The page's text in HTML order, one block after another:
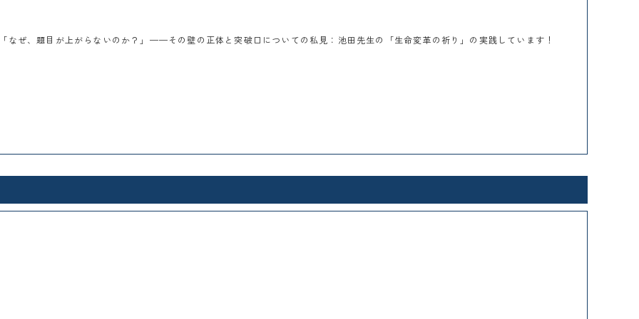
なぜ、題目が上がらないのか？」——その壁の正体と突破口についての私見：池田先生の「生命変革の祈り」の実践しています！